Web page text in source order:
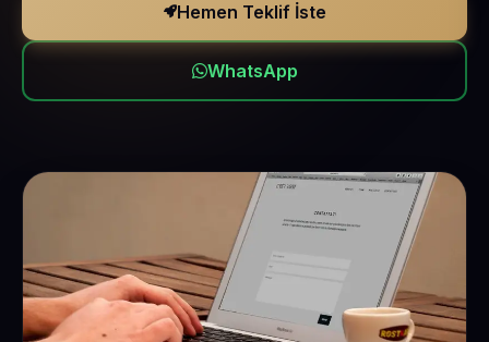
Hemen Teklif İste
WhatsApp